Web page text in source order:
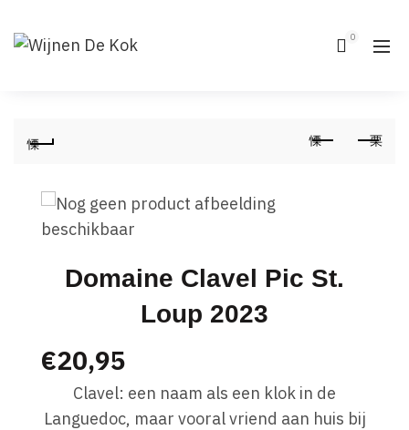
0
Domaine Clavel Pic St.
Loup 2023
€20,95
Clavel: een naam als een klok in de
Languedoc, maar vooral vriend aan huis bij